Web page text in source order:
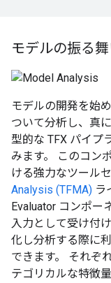
モデルの振る
モデルの開発を始
ついて分析し、真
型的な TFX パイプ
みます。 このコン
ける強力なツール
Analysis (TFMA) ラ
Evaluator コンポー
入力として受け付
化し分析する際に
できます。 それぞ
テゴリカルな特徴